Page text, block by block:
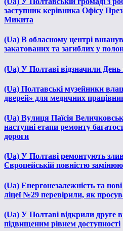
заступник керівника Офісу
Микита
(Ua) В обласному центрі
закатованих та загиблих у
(Ua) У Полтаві відзначили
(Ua) Полтавські музейники
дверей» для медичних
(Ua) Вулиця Паїсія
наступні етапи ремонту
дороги
(Ua) У Полтаві ремонтують
Європейській повністю
(Ua) Енергонезалежність та
ліцеї №29 перевірили, як
(Ua) У Полтаві відкрили друге
підвищеним рівнем доступності